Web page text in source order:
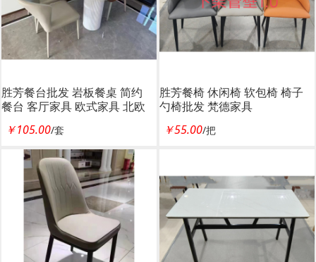
胜芳餐台批发 岩板餐桌 简约
餐台 客厅家具 欧式家具 北欧
￥105.00/套
胜芳餐椅 休闲椅 软包椅 椅子
勺椅批发 梵德家具
￥55.00/把